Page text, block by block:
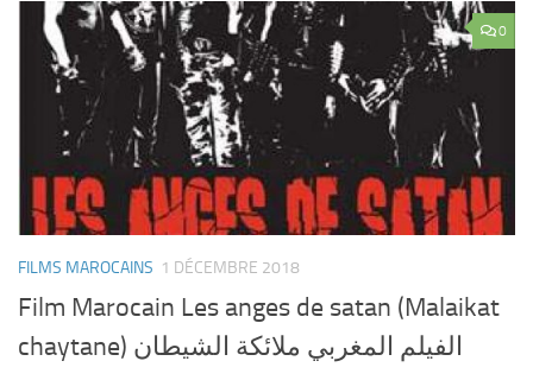
0
FILMS MAROCAINS 1 DÉCEMBRE 2018
Film Marocain Les anges de satan (Malaikat
chaytane) الفيلم المغربي ملائكة الشيطان